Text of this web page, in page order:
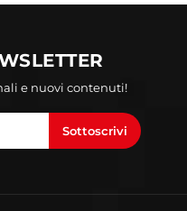
e nuovi contenuti!
Sottoscrivi